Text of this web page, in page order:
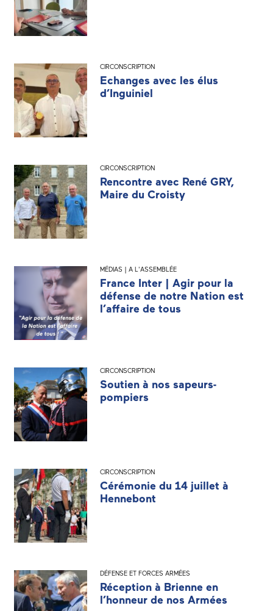
CIRCONSCRIPTION
Echanges avec les élus
d’Inguiniel
CIRCONSCRIPTION
Rencontre avec René GRY,
Maire du Croisty
MÉDIAS | A L'ASSEMBLÉE
France Inter | Agir pour la
défense de notre Nation est
l’affaire de tous
CIRCONSCRIPTION
Soutien à nos sapeurs-
pompiers
CIRCONSCRIPTION
Cérémonie du 14 juillet à
Hennebont
DÉFENSE ET FORCES ARMÉES
Réception à Brienne en
l’honneur de nos Armées